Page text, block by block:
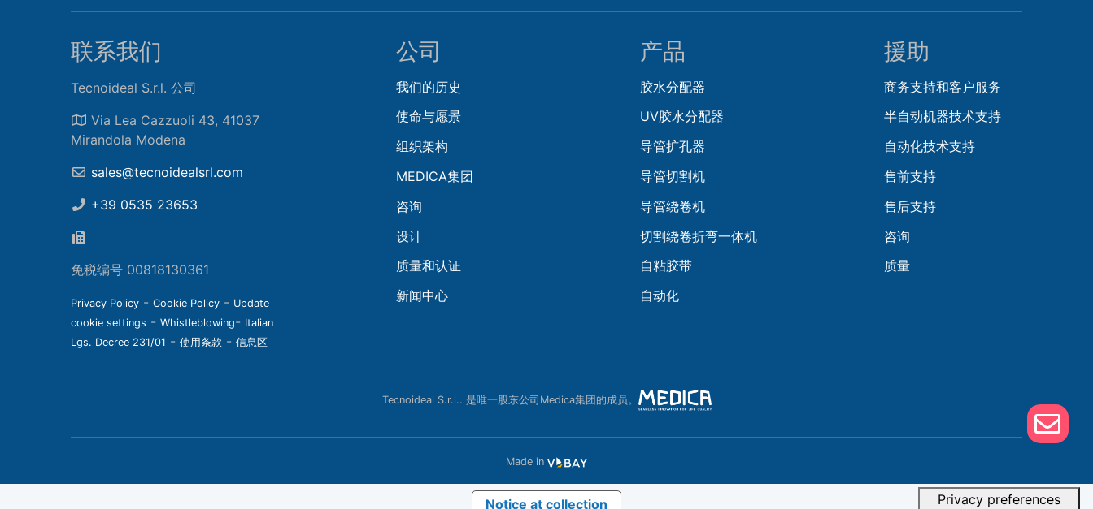
联系我们
Tecnoideal S.r.l. 公司
Via Lea Cazzuoli 43, 41037
Mirandola Modena
sales@tecnoidealsrl.com
+39 0535 23653
免税编号 00818130361
Privacy Policy - Cookie Policy - Update
cookie settings - Whistleblowing- Italian
Lgs. Decree 231/01 - 使用条款 - 信息区
公司
我们的历史
使命与愿景
组织架构
MEDICA集团
咨询
设计
质量和认证
新闻中心
产品
胶水分配器
UV胶水分配器
导管扩孔器
导管切割机
导管绕卷机
切割绕卷折弯一体机
自粘胶带
自动化
援助
商务支持和客户服务
半自动机器技术支持
自动化技术支持
售前支持
售后支持
咨询
质量
Tecnoideal S.r.l.. 是唯一股东公司Medica集团的成员。
Made in
Notice at collection